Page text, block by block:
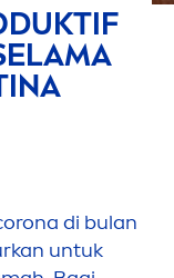
di bulan
untuk